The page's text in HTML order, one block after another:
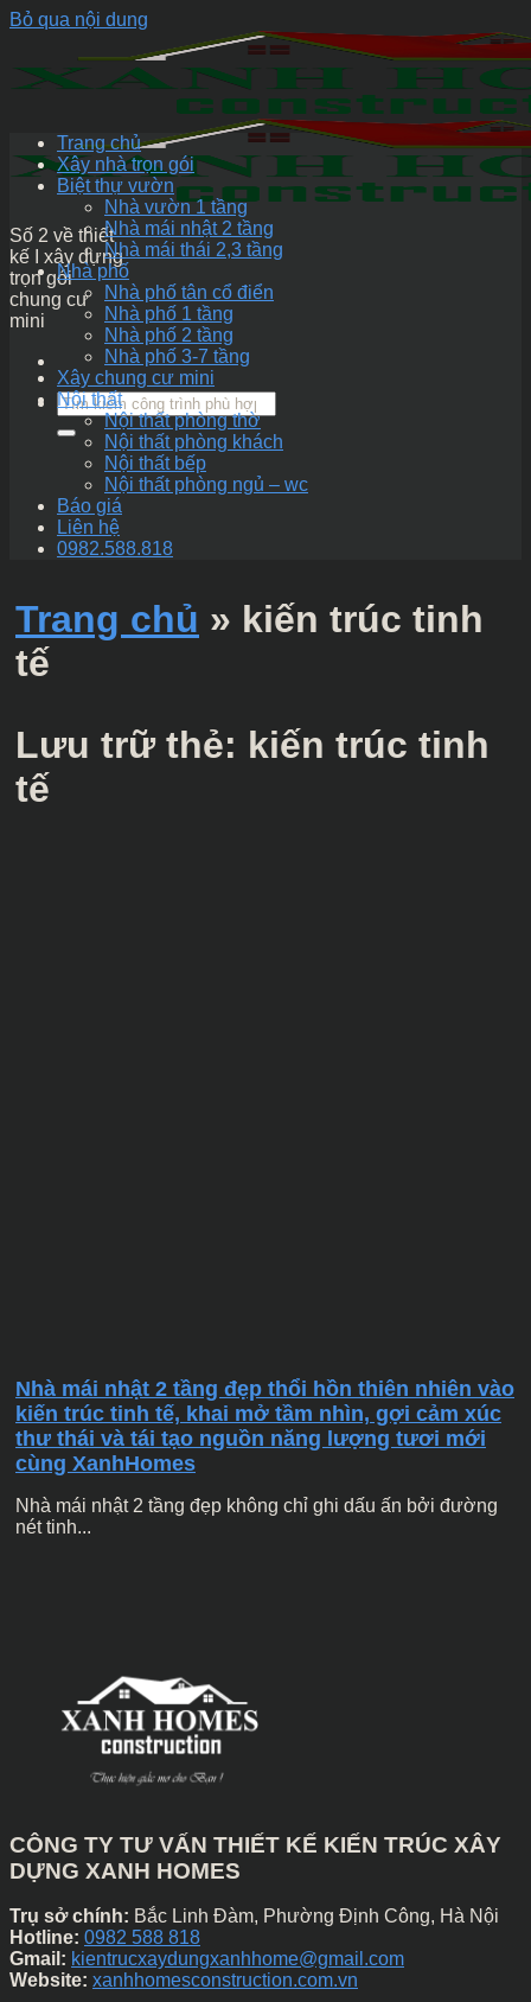
Bỏ qua nội dung
Số 2 về thiết
kế I xây dựng
trọn gói
chung cư
mini
Trang chủ
Xây nhà trọn gói
Biệt thự vườn
Nhà vườn 1 tầng
Nhà mái nhật 2 tầng
Nhà mái thái 2,3 tầng
Nhà phố
Nhà phố tân cổ điển
Nhà phố 1 tầng
Nhà phố 2 tầng
Nhà phố 3-7 tầng
Xây chung cư mini
Nội thất
Nội thất phòng thờ
Nội thất phòng khách
Nội thất bếp
Nội thất phòng ngủ – wc
Báo giá
Liên hệ
0982.588.818
Trang chủ » kiến trúc tinh
tế
Lưu trữ thẻ: kiến trúc tinh
tế
Nhà mái nhật 2 tầng đẹp thổi hồn thiên nhiên vào
kiến trúc tinh tế, khai mở tầm nhìn, gợi cảm xúc
thư thái và tái tạo nguồn năng lượng tươi mới
cùng XanhHomes
Nhà mái nhật 2 tầng đẹp không chỉ ghi dấu ấn bởi đường
nét tinh...
CÔNG TY TƯ VẤN THIẾT KẾ KIẾN TRÚC XÂY
DỰNG XANH HOMES
Trụ sở chính: Bắc Linh Đàm, Phường Định Công, Hà Nội
Hotline: 0982 588 818
Gmail: kientrucxaydungxanhhome@gmail.com
Website: xanhhomesconstruction.com.vn